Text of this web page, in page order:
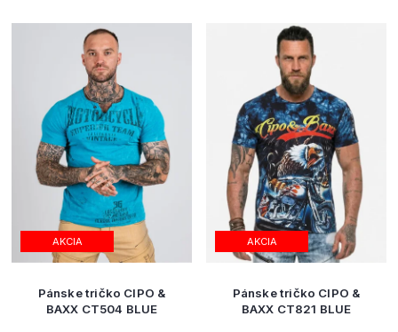
AKCIA
Pánske tričko CIPO &
BAXX CT504 BLUE
AKCIA
Pánske tričko CIPO &
BAXX CT821 BLUE